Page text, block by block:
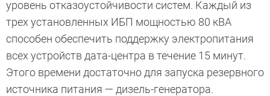
уровень отказоустойчивости систем. Каждый из
трех установленных ИБП мощностью 80 кВА
способен обеспечить поддержку электропитания
всех устройств дата-центра в течение 15 минут.
Этого времени достаточно для запуска резервного
источника питания — дизель-генератора.